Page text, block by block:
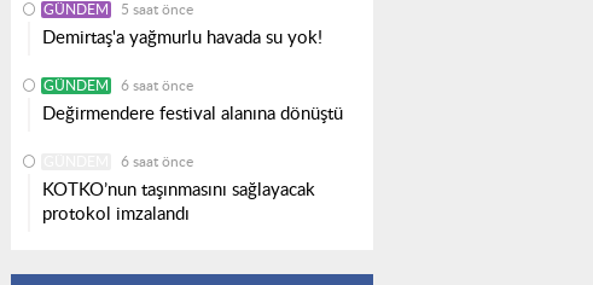
GÜNDEM 5 saat önce
Demirtaş'a yağmurlu havada su yok!
GÜNDEM 6 saat önce
Değirmendere festival alanına dönüştü
6 saat önce
KOTKO’nun taşınmasını sağlayacak
protokol imzalandı